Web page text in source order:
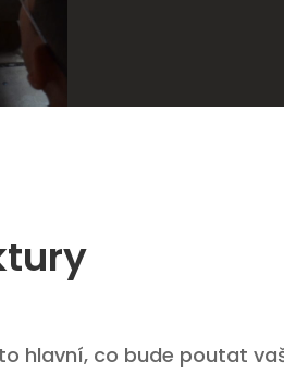
hlavní, co bude poutat